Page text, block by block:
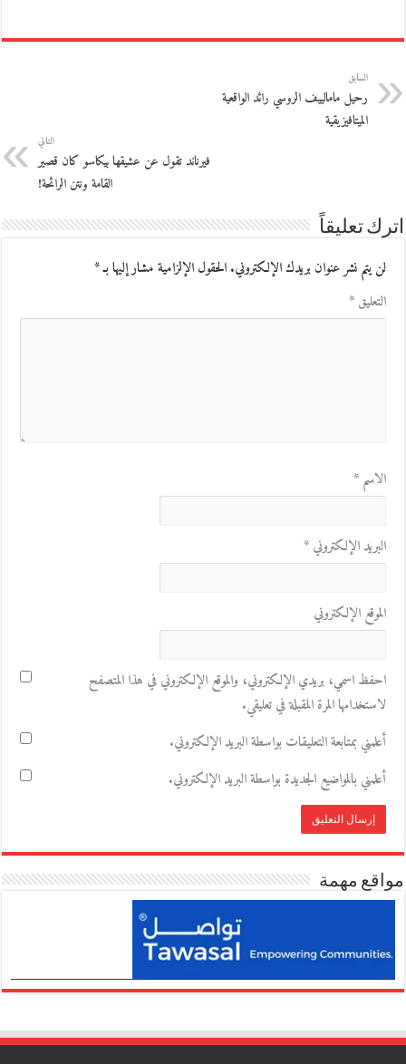
السابق
رحيل مامالييف الروسي رائد الواقعية
الميتافيزيقية
التالي
فيرناند تقول عن عشيقها بيكاسو كان قصير
القامة ونتن الرائحة!
اترك تعليقاً
لن يتم نشر عنوان بريدك الإلكتروني.الحقول الإلزامية مشار إليها بـ*
التعليق*
الاسم*
البريد الإلكتروني*
الموقع الإلكتروني
احفظ اسمي، بريدي الإلكتروني، والموقع الإلكتروني في هذا المتصفح
لاستخدامها المرة المقبلة في تعليقي.
أعلمني بمتابعة التعليقات بواسطة البريد الإلكتروني.
أعلمني بالمواضيع الجديدة بواسطة البريد الإلكتروني.
مواقع مهمة